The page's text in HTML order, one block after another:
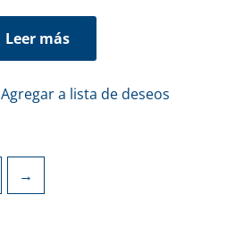
Leer más
Agregar a lista de deseos
→